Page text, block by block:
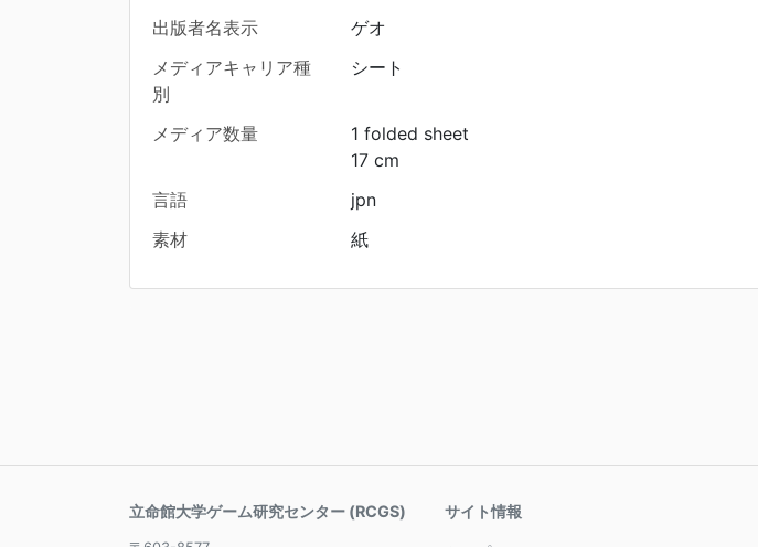
出版者名表示
ゲオ
メディアキャリア種
別
シート
メディア数量
1 folded sheet
17 cm
言語
jpn
素材
紙
立命館大学ゲーム研究センター (RCGS) サイト情報